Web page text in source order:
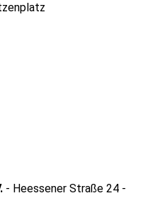
- Heessener Straße 24 -